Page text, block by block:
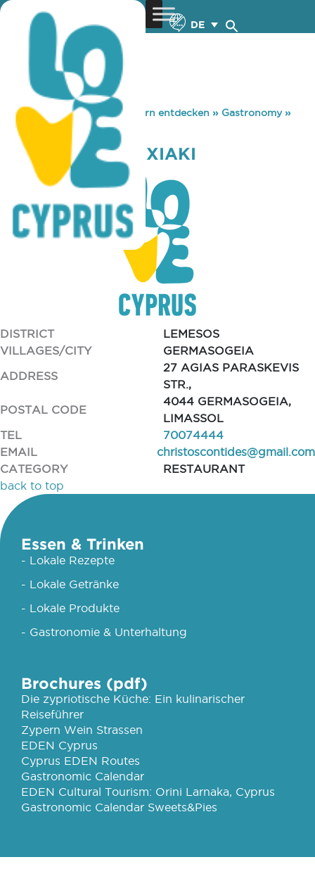
DE
You are here: Home »Zypern entdecken » Gastronomy»
TAVERNA I EPARXIAKI
TAVERNA I EPARXIAKI
DISTRICT
LEMESOS
VILLAGES/CITY
GERMASOGEIA
ADDRESS
27 AGIAS PARASKEVIS
STR.,
POSTAL CODE
4044 GERMASOGEIA,
LIMASSOL
TEL
70074444
EMAIL
christoscontides@gmail.com
CATEGORY
RESTAURANT
back to top
Essen & Trinken
- Lokale Rezepte
- Lokale Getränke
- Lokale Produkte
- Gastronomie & Unterhaltung
Brochures (pdf)
Die zypriotische Küche: Ein kulinarischer
Reiseführer
Zypern Wein Strassen
EDEN Cyprus
Cyprus EDEN Routes
Gastronomic Calendar
EDEN Cultural Tourism: Orini Larnaka, Cyprus
Gastronomic Calendar Sweets&Pies